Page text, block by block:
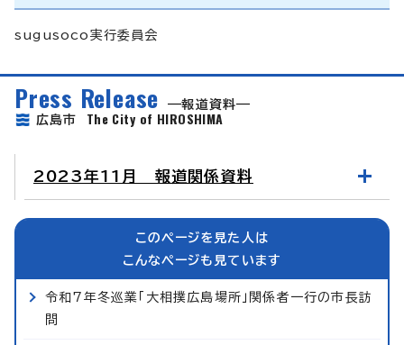
sugusoco実行委員会
Press Release
報道資料
広島市 The City of HIROSHIMA
2023年11月 報道関係資料
このページを見た人は
こんなページも見ています
令和7年冬巡業「大相撲広島場所」関係者一行の市長訪
問